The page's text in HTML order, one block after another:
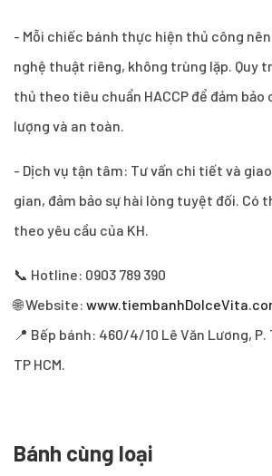
- Mỗi chiếc bánh thực hiện thủ công
nghệ thuật riêng, không trùng lặp. Quy
thủ theo tiêu chuẩn HACCP để đảm
lượng và an toàn.
- Dịch vụ tận tâm: Tư vấn chi tiết và
gian, đảm bảo sự hài lòng tuyệt đối. Có
theo yêu cầu của KH.
📞 Hotline: 0903 789 390
🌐 Website:
📍 Bếp bánh: 460/4/10 Lê Văn Lương, P.
TP HCM.
Bánh cùng loại